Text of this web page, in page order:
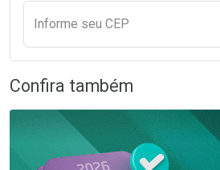
Informe seu CEP
Confira também